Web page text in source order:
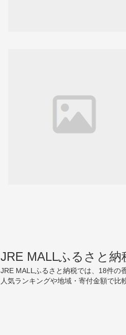
JRE MALLふるさと納
JRE MALLふるさと納税では、18件の
人気ランキングや地域・寄付金額で比